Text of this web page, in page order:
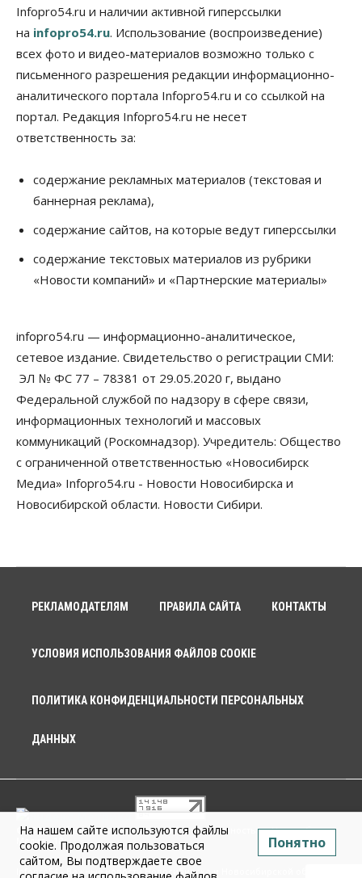
Infopro54.ru и наличии активной гиперссылки
на infopro54.ru. Использование (воспроизведение)
всех фото и видео-материалов возможно только с
письменного разрешения редакции информационно-
аналитического портала Infopro54.ru и со ссылкой на
портал. Редакция Infopro54.ru не несет
ответственность за:
содержание рекламных материалов (текстовая и
баннерная реклама),
содержание сайтов, на которые ведут гиперссылки
содержание текстовых материалов из рубрики
«Новости компаний» и «Партнерские материалы»
infopro54.ru — информационно-аналитическое,
сетевое издание. Свидетельство о регистрации СМИ:
ЭЛ № ФС 77 – 78381 от 29.05.2020 г, выдано
Федеральной службой по надзору в сфере связи,
информационных технологий и массовых
коммуникаций (Роскомнадзор). Учредитель: Общество
с ограниченной ответственностью «Новосибирск
Медиа» Infopro54.ru - Новости Новосибирска и
Новосибирской области. Новости Сибири.
РЕКЛАМОДАТЕЛЯМ ПРАВИЛА САЙТА КОНТАКТЫ
УСЛОВИЯ ИСПОЛЬЗОВАНИЯ ФАЙЛОВ COOKIE
ПОЛИТИКА КОНФИДЕНЦИАЛЬНОСТИ ПЕРСОНАЛЬНЫХ
ДАННЫХ
© 2026 г. Общество с ограниченной ответственностью «Новосибирск
Медиа» 18+
Infopro54 - Важные новости Новосибирска и Новосибирской области.
На нашем сайте используются файлы
cookie. Продолжая пользоваться
сайтом, Вы подтверждаете свое
Понятно